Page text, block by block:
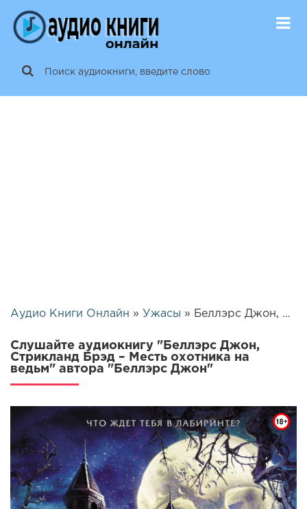
Аудио Книги Онлайн » Ужасы » Беллэрс Джон, Стрикланд Брэд – Месть охотника на ведьм | 26136
Слушайте аудиокнигу "Беллэрс Джон,
Стрикланд Брэд – Месть охотника на
ведьм" автора "Беллэрс Джон"